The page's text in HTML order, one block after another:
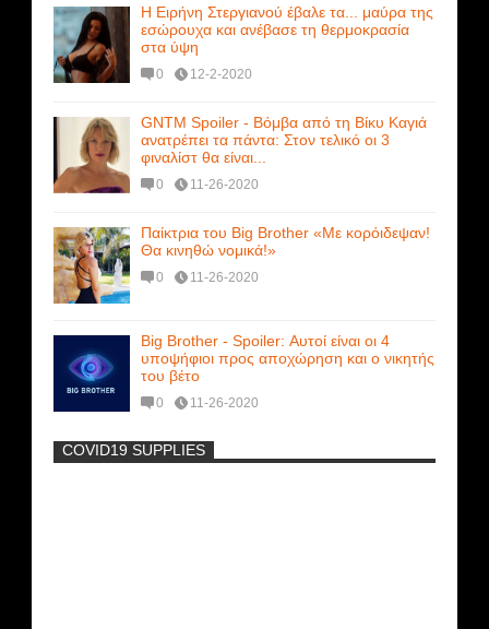
Η Ειρήνη Στεργιανού έβαλε τα... μαύρα της
εσώρουχα και ανέβασε τη θερμοκρασία
στα ύψη
0 12-2-2020
GNTM Spoiler - Βόμβα από τη Βίκυ Καγιά
ανατρέπει τα πάντα: Στον τελικό οι 3
φιναλίστ θα είναι...
0 11-26-2020
Παίκτρια του Big Brother «Με κορόιδεψαν!
Θα κινηθώ νομικά!»
0 11-26-2020
Big Brother - Spoiler: Αυτοί είναι οι 4
υποψήφιοι προς αποχώρηση και ο νικητής
του βέτο
0 11-26-2020
-
COVID19 SUPPLIES